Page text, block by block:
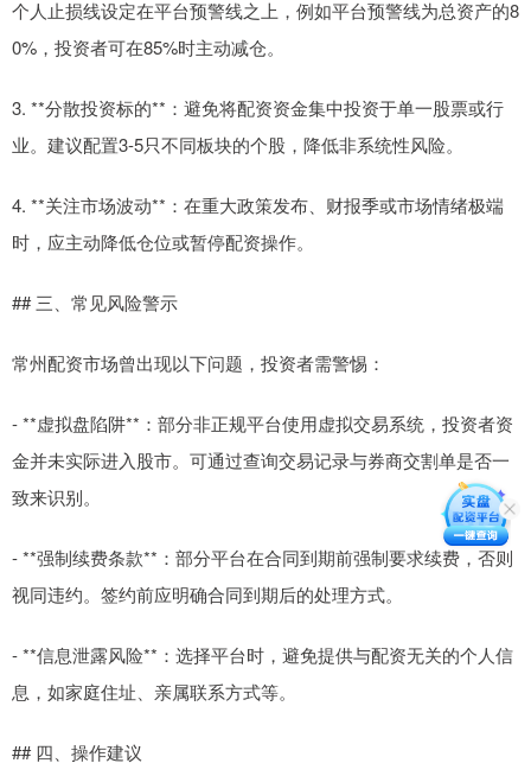
个人止损线设定在平台预警线之上，例如平台预警线为总资产的8
0%，投资者可在85%时主动减仓。
3. **分散投资标的**：避免将配资资金集中投资于单一股票或行
业。建议配置3-5只不同板块的个股，降低非系统性风险。
4. **关注市场波动**：在重大政策发布、财报季或市场情绪极端
时，应主动降低仓位或暂停配资操作。
## 三、常见风险警示
常州配资市场曾出现以下问题，投资者需警惕：
- **虚拟盘陷阱**：部分非正规平台使用虚拟交易系统，投资者资
金并未实际进入股市。可通过查询交易记录与券商交割单是否一
致来识别。
- **强制续费条款**：部分平台在合同到期前强制要求续费，否则
视同违约。签约前应明确合同到期后的处理方式。
- **信息泄露风险**：选择平台时，避免提供与配资无关的个人信
息，如家庭住址、亲属联系方式等。
## 四、操作建议